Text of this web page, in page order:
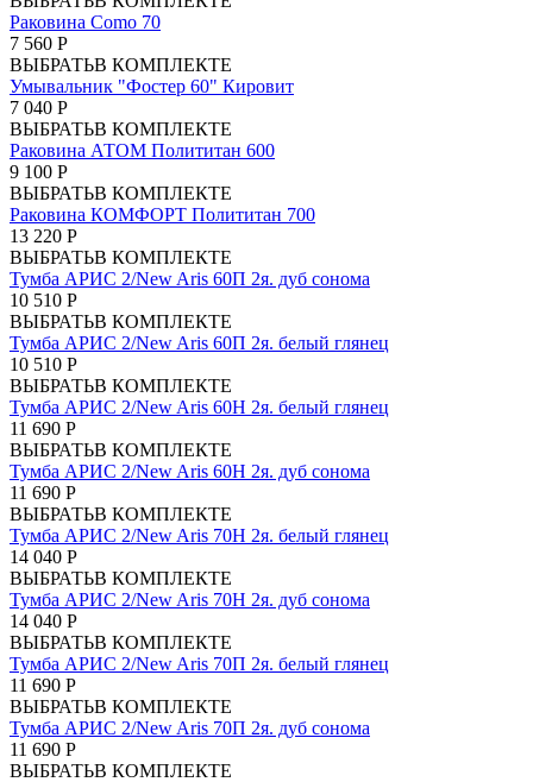
Раковина Como 70
7 560 Р
ВЫБРАТЬВ КОМПЛЕКТЕ
Умывальник "Фостер 60" Кировит
7 040 Р
ВЫБРАТЬВ КОМПЛЕКТЕ
Раковина АТОМ Полититан 600
9 100 Р
ВЫБРАТЬВ КОМПЛЕКТЕ
Раковина КОМФОРТ Полититан 700
13 220 Р
ВЫБРАТЬВ КОМПЛЕКТЕ
Тумба АРИС 2/New Aris 60П 2я. дуб сонома
10 510 Р
ВЫБРАТЬВ КОМПЛЕКТЕ
Тумба АРИС 2/New Aris 60П 2я. белый глянец
10 510 Р
ВЫБРАТЬВ КОМПЛЕКТЕ
Тумба АРИС 2/New Aris 60Н 2я. белый глянец
11 690 Р
ВЫБРАТЬВ КОМПЛЕКТЕ
Тумба АРИС 2/New Aris 60Н 2я. дуб сонома
11 690 Р
ВЫБРАТЬВ КОМПЛЕКТЕ
Тумба АРИС 2/New Aris 70Н 2я. белый глянец
14 040 Р
ВЫБРАТЬВ КОМПЛЕКТЕ
Тумба АРИС 2/New Aris 70Н 2я. дуб сонома
14 040 Р
ВЫБРАТЬВ КОМПЛЕКТЕ
Тумба АРИС 2/New Aris 70П 2я. белый глянец
11 690 Р
ВЫБРАТЬВ КОМПЛЕКТЕ
Тумба АРИС 2/New Aris 70П 2я. дуб сонома
11 690 Р
ВЫБРАТЬВ КОМПЛЕКТЕ